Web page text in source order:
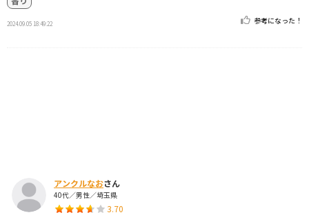
2024.09.05 18:49:22 参考になった！
アンクルなおさん
40代／男性／埼玉県
3.70